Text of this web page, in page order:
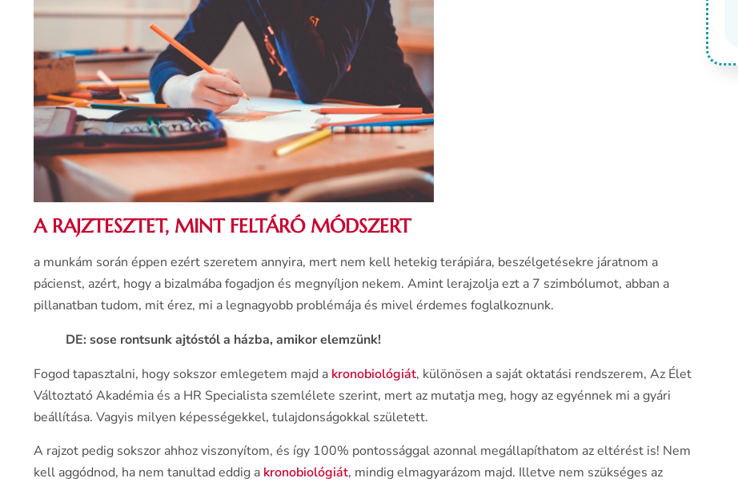
A RAJZTESZTET, MINT FELTÁRÓ MÓDSZERT
a munkám során éppen ezért szeretem annyira, mert nem kell hetekig terápiára, beszélgetésekre járatnom a
pácienst, azért, hogy a bizalmába fogadjon és megnyíljon nekem. Amint lerajzolja ezt a 7 szimbólumot, abban a
pillanatban tudom, mit érez, mi a legnagyobb problémája és mivel érdemes foglalkoznunk.
DE: sose rontsunk ajtóstól a házba, amikor elemzünk!
Fogod tapasztalni, hogy sokszor emlegetem majd a kronobiológiát, különösen a saját oktatási rendszerem, Az Élet
Változtató Akadémia és a HR Specialista szemlélete szerint, mert az mutatja meg, hogy az egyénnek mi a gyári
beállítása. Vagyis milyen képességekkel, tulajdonságokkal született.
A rajzot pedig sokszor ahhoz viszonyítom, és így 100% pontossággal azonnal megállapíthatom az eltérést is! Nem
kell aggódnod, ha nem tanultad eddig a kronobiológiát, mindig elmagyarázom majd. Illetve nem szükséges az